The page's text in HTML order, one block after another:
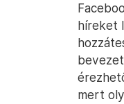
híreket
mert